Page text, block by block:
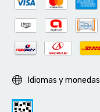
Idiomas y monedas